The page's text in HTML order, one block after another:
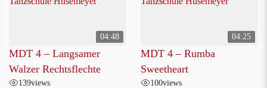
04:48
MDT 4 – Langsamer
Walzer Rechtsflechte
139views
04:25
MDT 4 – Rumba
Sweetheart
100views